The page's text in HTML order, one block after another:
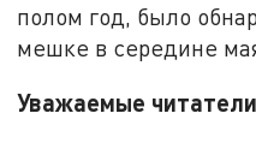
полом год, было
мешке в середине
Уважаемые